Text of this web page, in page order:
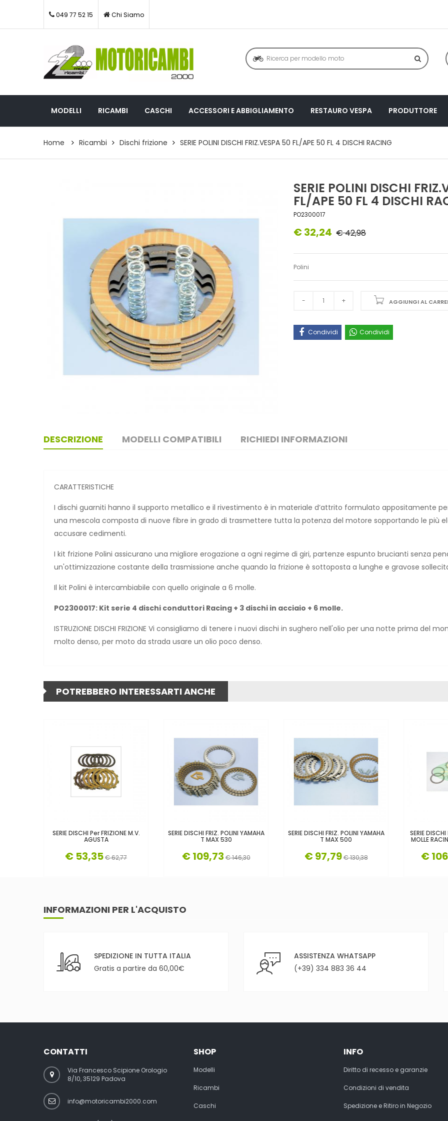
049 77 52 15 Chi Siamo
MODELLI RICAMBI CASCHI ACCESSORI E ABBIGLIAMENTO RESTAURO VESPA PRODUTTORE
Home Ricambi Dischi frizione SERIE POLINI DISCHI FRIZ.VESPA 50 FL/APE 50 FL 4 DISCHI RACING
SERIE POLINI DISCHI
FL/APE 50 FL 4 DISCHI
PO2300017
€ 32,24 € 42,98
Polini
AGGIUNGI AL
Condividi Condividi
DESCRIZIONE MODELLI COMPATIBILI RICHIEDI INFORMAZIONI
CARATTERISTICHE
I dischi guarniti hanno il supporto metallico e il rivestimento è in materiale d’attrito formulato appositamente
una mescola composta di nuove fibre in grado di trasmettere tutta la potenza del motore sopportando le più
accusare cedimenti.
I kit frizione Polini assicurano una migliore erogazione a ogni regime di giri, partenze espunto brucianti senza
un'ottimizzazione costante della trasmissione anche quando la frizione è sottoposta a lunghe e gravose
Il kit Polini è intercambiabile con quello originale a 6 molle.
PO2300017: Kit serie 4 dischi conduttori Racing + 3 dischi in acciaio + 6 molle.
ISTRUZIONE DISCHI FRIZIONE Vi consigliamo di tenere i nuovi dischi in sughero nell'olio per una notte prima del
molto denso, per moto da strada usare un olio poco denso.
POTREBBERO INTERESSARTI ANCHE
SERIE DISCHI Per FRIZIONE M.V.
AGUSTA
€ 53,35€ 62,77
SERIE DISCHI FRIZ. POLINI YAMAHA
T MAX 530
€ 109,73 € 146,30
SERIE DISCHI FRIZ. POLINI YAMAHA
T MAX 500
€ 97,79€ 130,38
SERIE
MOLLE
€
INFORMAZIONI PER L'ACQUISTO
SPEDIZIONE IN TUTTA ITALIA
Gratis a partire da 60,00€
ASSISTENZA WHATSAPP
(+39) 334 883 36 44
CONTATTI
Via Francesco Scipione Orologio
8/10, 35129 Padova
info@motoricambi2000.com
SHOP
Modelli
Ricambi
Caschi
INFO
Diritto di recesso e garanzie
Condizioni di vendita
Spedizione e Ritiro in Negozio